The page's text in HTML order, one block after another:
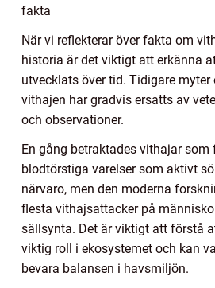
fakta
När vi reflekterar över fakta om
historia är det viktigt att erkänna
utvecklats över tid. Tidigare
vithajen har gradvis ersatts av
och observationer.
En gång betraktades vithajar som
blodtörstiga varelser som aktivt
närvaro, men den moderna
flesta vithajsattacker på
sällsynta. Det är viktigt att förstå
viktig roll i ekosystemet och kan
bevara balansen i havsmiljön.